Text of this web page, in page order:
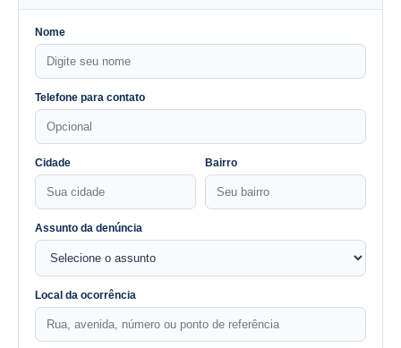
Nome
Telefone para contato
Cidade Bairro
Assunto da denúncia
Local da ocorrência